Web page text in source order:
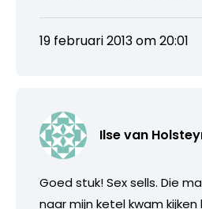
19 februari 2013 om 20:01
Ilse van
Goed stuk! Sex sells. Die
naar mijn ketel kwam